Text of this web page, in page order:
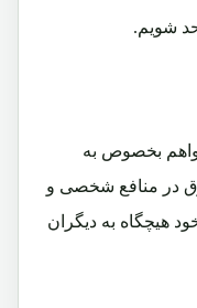
شويم.
بخصوص به
در منافع شخصی و
هیچگاه به دیگران